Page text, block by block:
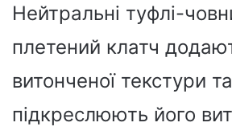
Нейтральні туфлі-
плетений клатч
витонченої текстури та
підкреслюють його